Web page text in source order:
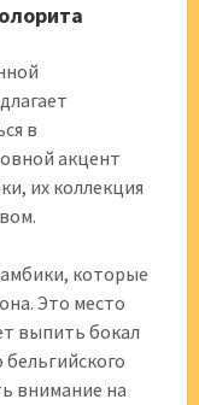
в
акцент
их коллекция
которые
Это место
выпить бокал
внимание на